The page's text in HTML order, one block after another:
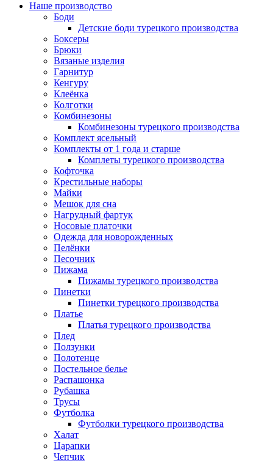
Наше производство
Боди
Детские боди турецкого производства
Боксеры
Брюки
Вязаные изделия
Гарнитур
Кенгуру
Клеёнка
Колготки
Комбинезоны
Комбинезоны турецкого производства
Комплект ясельный
Комплекты от 1 года и старше
Комплеты турецкого производства
Кофточка
Крестильные наборы
Майки
Мешок для сна
Нагрудный фартук
Носовые платочки
Одежда для новорожденных
Пелёнки
Песочник
Пижама
Пижамы турецкого производства
Пинетки
Пинетки турецкого производства
Платье
Платья турецкого производства
Плед
Ползунки
Полотенце
Постельное белье
Распашонка
Рубашка
Трусы
Футболка
Футболки турецкого производства
Халат
Царапки
Чепчик